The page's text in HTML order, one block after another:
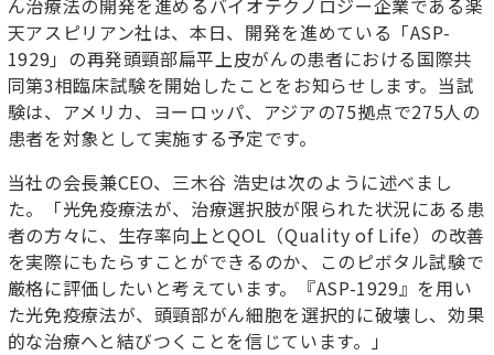
ん治療法の開発を進めるバイオテクノロジー企業である楽
天アスピリアン社は、本日、開発を進めている「ASP-
1929」の再発頭頸部扁平上皮がんの患者における国際共
同第3相臨床試験を開始したことをお知らせします。当試
験は、アメリカ、ヨーロッパ、アジアの75拠点で275人の
患者を対象として実施する予定です。
当社の会長兼CEO、三木谷 浩史は次のように述べまし
た。「光免疫療法が、治療選択肢が限られた状況にある患
者の方々に、生存率向上とQOL（Quality of Life）の改善
を実際にもたらすことができるのか、このピボタル試験で
厳格に評価したいと考えています。『ASP-1929』を用い
た光免疫療法が、頭頸部がん細胞を選択的に破壊し、効果
的な治療へと結びつくことを信じています。」